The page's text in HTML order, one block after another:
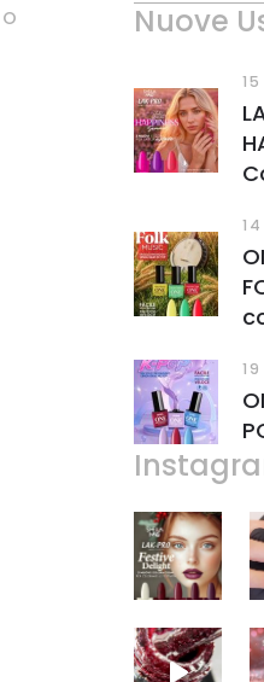
Nuove